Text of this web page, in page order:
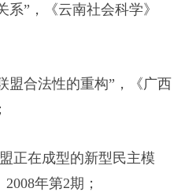
系”，《云南社会科学》
盟合法性的重构”，《广西
正在成型的新型民主模
年第2期；